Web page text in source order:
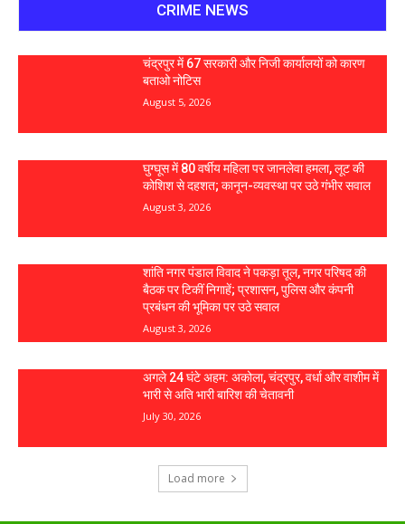
CRIME NEWS
चंद्रपुर में 67 सरकारी और निजी कार्यालयों को कारण
बताओ नोटिस
August 5, 2026
घुग्घूस में 80 वर्षीय महिला पर जानलेवा हमला, लूट की
कोशिश से दहशत; कानून-व्यवस्था पर उठे गंभीर सवाल
August 3, 2026
शांति नगर पंडाल विवाद ने पकड़ा तूल, नगर परिषद की
बैठक पर टिकीं निगाहें; प्रशासन, पुलिस और कंपनी
प्रबंधन की भूमिका पर उठे सवाल
August 3, 2026
अगले 24 घंटे अहम: अकोला, चंद्रपुर, वर्धा और वाशीम में
भारी से अति भारी बारिश की चेतावनी
July 30, 2026
Load more